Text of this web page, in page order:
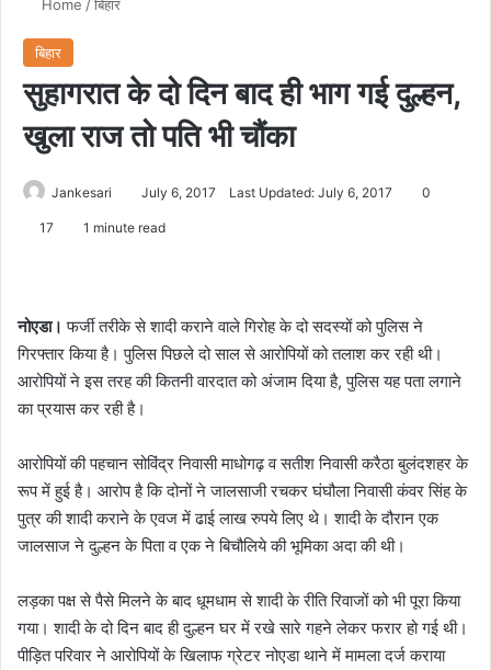
Home /बिहार
बिहार
सुहागरात के दो दिन बाद ही भाग गई दुल्हन,
खुला राज तो पति भी चौंका
Jankesari July 6, 2017 Last Updated: July 6, 2017 0
17 1 minute read
नोएडा।फर्जी तरीके से शादी कराने वाले गिरोह के दो सदस्यों को पुलिस ने
गिरफ्तार किया है। पुलिस पिछले दो साल से आरोपियों को तलाश कर रही थी।
आरोपियों ने इस तरह की कितनी वारदात को अंजाम दिया है, पुलिस यह पता लगाने
का प्रयास कर रही है।
आरोपियों की पहचान सोविंद्र निवासी माधोगढ़ व सतीश निवासी करैठा बुलंदशहर के
रूप में हुई है। आरोप है कि दोनों ने जालसाजी रचकर घंघौला निवासी कंवर सिंह के
पुत्र की शादी कराने के एवज में ढाई लाख रुपये लिए थे। शादी के दौरान एक
जालसाज ने दुल्हन के पिता व एक ने बिचौलिये की भूमिका अदा की थी।
लड़का पक्ष से पैसे मिलने के बाद धूमधाम से शादी के रीति रिवाजों को भी पूरा किया
गया। शादी के दो दिन बाद ही दुल्हन घर में रखे सारे गहने लेकर फरार हो गई थी।
पीड़ित परिवार ने आरोपियों के खिलाफ ग्रेटर नोएडा थाने में मामला दर्ज कराया